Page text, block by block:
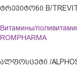
ᲢᲠᲔᲕᲘᲢᲝᲜᲘ B/
Витамины/
ROMPHARMA
ᲐᲚᲤᲝᲡᲪᲔᲢᲘ /